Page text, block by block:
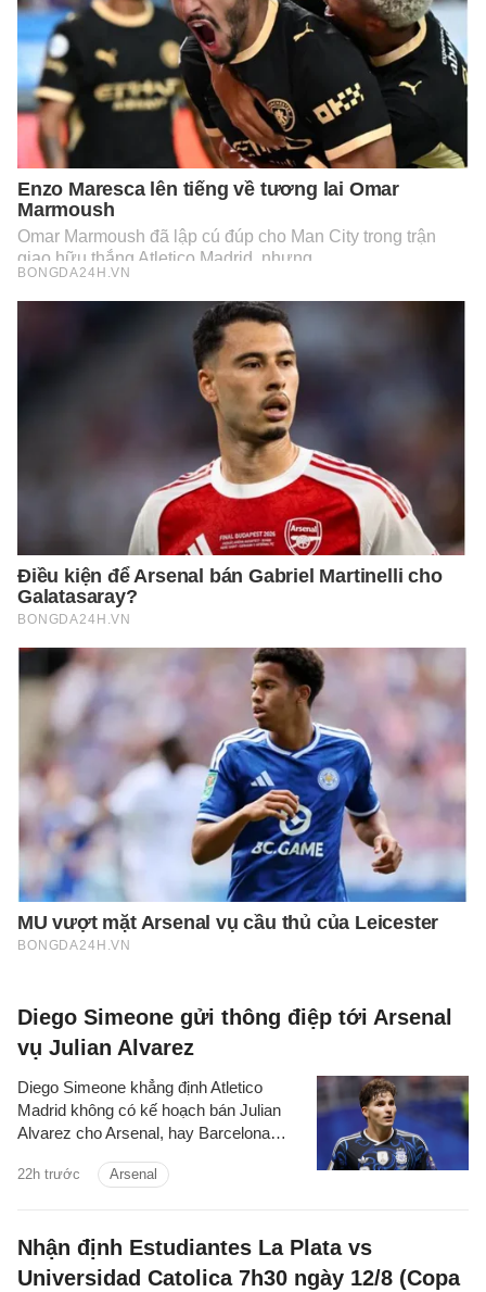
Diego Simeone gửi thông điệp tới Arsenal
vụ Julian Alvarez
22h trước Arsenal
Diego Simeone khẳng định Atletico
Madrid không có kế hoạch bán Julian
Alvarez cho Arsenal, hay Barcelona
Nhận định Estudiantes La Plata vs
Universidad Catolica 7h30 ngày 12/8 (Copa